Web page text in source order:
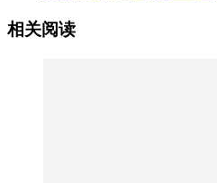
相关阅读